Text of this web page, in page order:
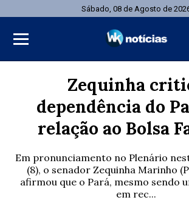
Sábado, 08 de Agosto de
Zequinha
dependência do
relação ao Bolsa
Em pronunciamento no Plenário
(8), o senador Zequinha Marinho
afirmou que o Pará, mesmo sendo
em rec...